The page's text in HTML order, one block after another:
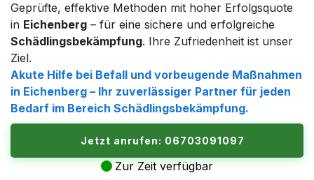
Geprüfte, effektive Methoden mit hoher Erfolgsquote
in Eichenberg – für eine sichere und erfolgreiche
Schädlingsbekämpfung. Ihre Zufriedenheit ist unser
Ziel.
Akute Hilfe bei Befall und vorbeugende Maßnahmen
in Eichenberg – Ihr zuverlässiger Partner für jeden
Bedarf im Bereich Schädlingsbekämpfung.
Jetzt anrufen: 06703091097
Zur Zeit verfügbar